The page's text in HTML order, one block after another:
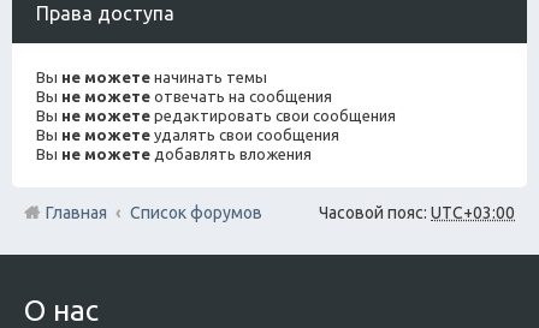
Права доступа
Вы не можете начинать темы
Вы не можете отвечать на сообщения
Вы не можете редактировать свои сообщения
Вы не можете удалять свои сообщения
Вы не можете добавлять вложения
Часовой пояс: UTC+03:00
Главная Список форумов
О нас